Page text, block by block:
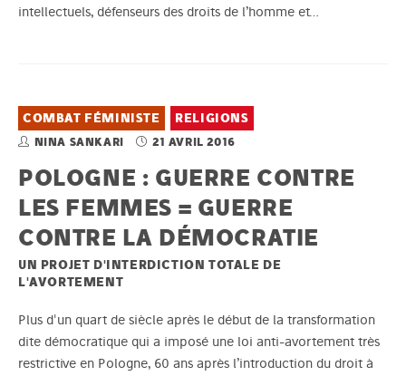
intellectuels, défenseurs des droits de l’homme et…
COMBAT FÉMINISTE RELIGIONS
NINA SANKARI 21 AVRIL 2016
POLOGNE : GUERRE CONTRE
LES FEMMES = GUERRE
CONTRE LA DÉMOCRATIE
UN PROJET D'INTERDICTION TOTALE DE
L'AVORTEMENT
Plus d'un quart de siècle après le début de la transformation
dite démocratique qui a imposé une loi anti-avortement très
restrictive en Pologne, 60 ans après l’introduction du droit à